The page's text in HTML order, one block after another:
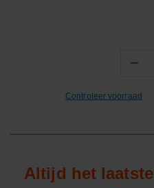
−
Controleer voorraad
Altijd het